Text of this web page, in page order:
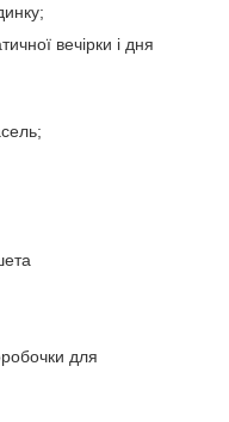
вечірки і дня
для